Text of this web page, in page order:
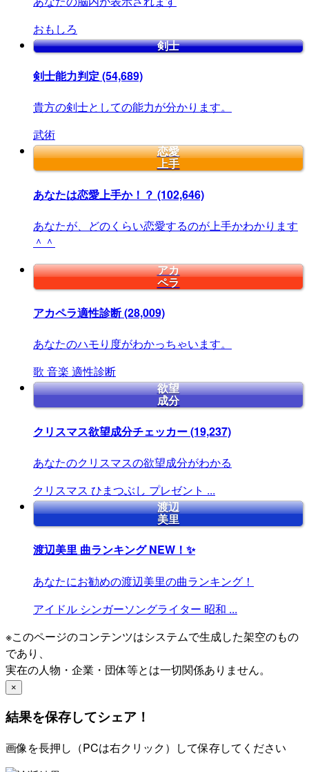
おもしろ
剣士
剣士能力判定 (54,689)
貴方の剣士としての能力が分かります。
武術
恋愛
上手
あなたは恋愛上手か！？ (102,646)
あなたが、どのくらい恋愛するのが上手かわかります
＾＾
アカ
ペラ
アカペラ適性診断(28,009)
あなたのハモり度がわかっちゃいます。
歌 音楽 適性診断
欲望
成分
クリスマス欲望成分チェッカー(19,237)
あなたのクリスマスの欲望成分がわかる
クリスマス ひまつぶし プレゼント ...
渡辺
美里
渡辺美里 曲ランキングNEW！✨
あなたにお勧めの渡辺美里の曲ランキング！
アイドル シンガーソングライター 昭和 ...
※このページのコンテンツはシステムで生成した架空のもの
であり、
実在の人物・企業・団体等とは一切関係ありません。
×
結果を保存してシェア！
画像を長押し（PCは右クリック）して保存してください